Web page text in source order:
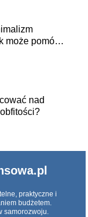
może pomóc
nad
praktyczne i
budżetem.
samorozwoju.